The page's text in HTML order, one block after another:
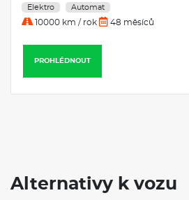
Elektro Automat
10000 km / rok 48 měsíců
PROHLÉDNOUT
Alternativy k vozu